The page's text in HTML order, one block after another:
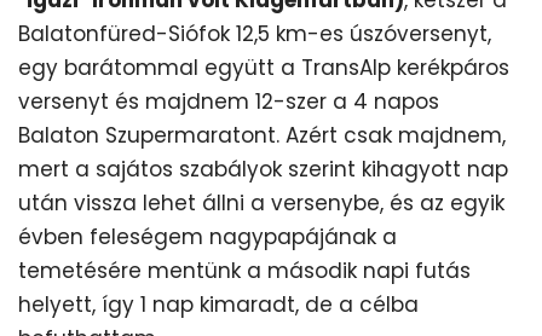
Balatonfüred-Siófok 12,5 km-es úszóversenyt,
egy barátommal együtt a TransAlp kerékpáros
versenyt és majdnem 12-szer a 4 napos
Balaton Szupermaratont. Azért csak majdnem,
mert a sajátos szabályok szerint kihagyott nap
után vissza lehet állni a versenybe, és az egyik
évben feleségem nagypapájának a
temetésére mentünk a második napi futás
helyett, így 1 nap kimaradt, de a célba